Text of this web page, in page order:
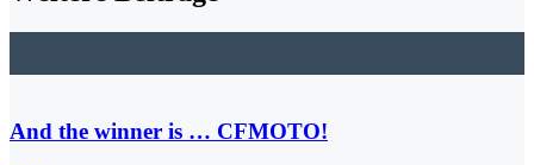
And the winner is … CFMOTO!